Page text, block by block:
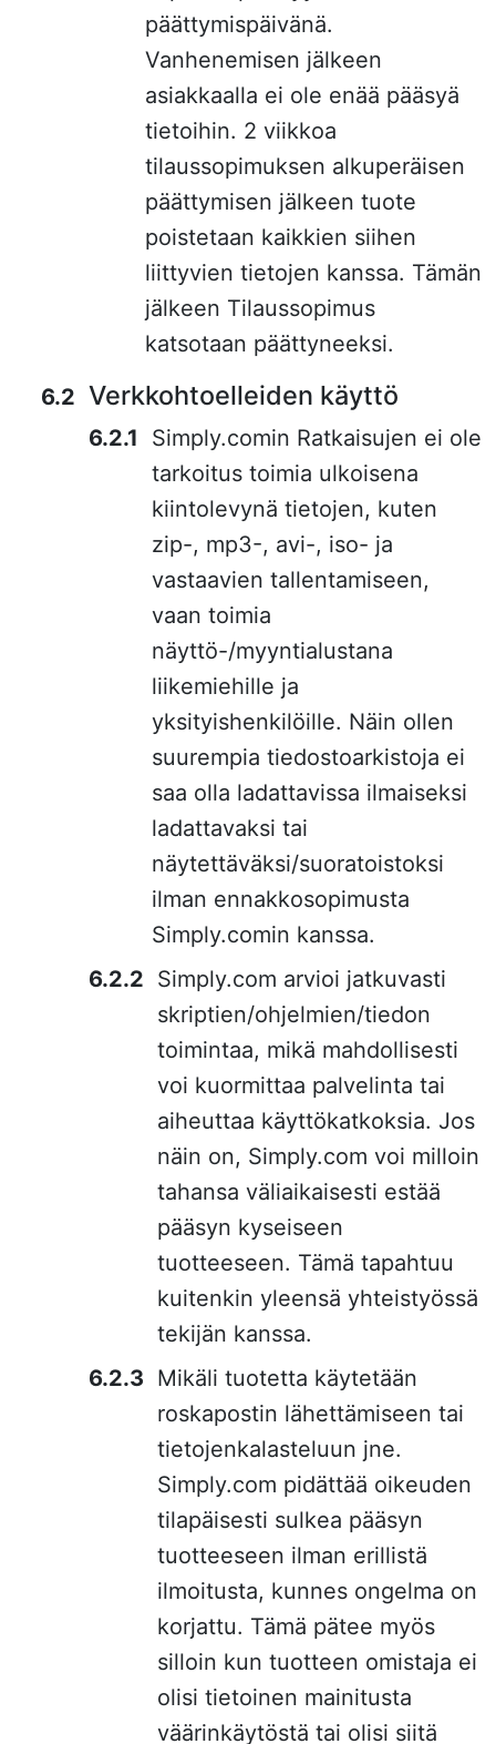
päättymispäivänä.
Vanhenemisen jälkeen
asiakkaalla ei ole enää pääsyä
tietoihin. 2 viikkoa
tilaussopimuksen alkuperäisen
päättymisen jälkeen tuote
poistetaan kaikkien siihen
liittyvien tietojen kanssa. Tämän
jälkeen Tilaussopimus
katsotaan päättyneeksi.
Verkkohtoelleiden käyttö
Simply.comin Ratkaisujen ei ole
tarkoitus toimia ulkoisena
kiintolevynä tietojen, kuten
zip-, mp3-, avi-, iso- ja
vastaavien tallentamiseen,
vaan toimia
näyttö-/myyntialustana
liikemiehille ja
yksityishenkilöille. Näin ollen
suurempia tiedostoarkistoja ei
saa olla ladattavissa ilmaiseksi
ladattavaksi tai
näytettäväksi/suoratoistoksi
ilman ennakkosopimusta
Simply.comin kanssa.
Simply.com arvioi jatkuvasti
skriptien/ohjelmien/tiedon
toimintaa, mikä mahdollisesti
voi kuormittaa palvelinta tai
aiheuttaa käyttökatkoksia. Jos
näin on, Simply.com voi milloin
tahansa väliaikaisesti estää
pääsyn kyseiseen
tuotteeseen. Tämä tapahtuu
kuitenkin yleensä yhteistyössä
tekijän kanssa.
Mikäli tuotetta käytetään
roskapostin lähettämiseen tai
tietojenkalasteluun jne.
Simply.com pidättää oikeuden
tilapäisesti sulkea pääsyn
tuotteeseen ilman erillistä
ilmoitusta, kunnes ongelma on
korjattu. Tämä pätee myös
silloin kun tuotteen omistaja ei
olisi tietoinen mainitusta
väärinkäytöstä tai olisi siitä